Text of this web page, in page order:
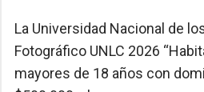
La Universidad Nacional de
Fotográfico UNLC 2026
mayores de 18 años con